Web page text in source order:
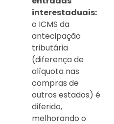
interestaduais:
o ICMS da
antecipação
tributária
(diferença de
alíquota nas
compras de
outros estados) é
diferido,
melhorando o